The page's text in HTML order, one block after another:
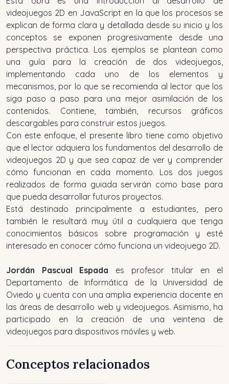
videojuegos 2D en JavaScript en la que los procesos se
explican de forma clara y detallada desde su inicio y los
conceptos se exponen progresivamente desde una
perspectiva práctica. Los ejemplos se plantean como
una guía para la creación de dos videojuegos,
implementando cada uno de los elementos y
mecanismos, por lo que se recomienda al lector que los
siga paso a paso para una mejor asimilación de los
contenidos. Contiene, también, recursos gráficos
descargables para construir estos juegos.
Con este enfoque, el presente libro tiene como objetivo
que el lector adquiera los fundamentos del desarrollo de
videojuegos 2D y que sea capaz de ver y comprender
cómo funcionan en cada momento. Los dos juegos
realizados de forma guiada servirán como base para
que pueda desarrollar futuros proyectos.
Está destinado principalmente a estudiantes, pero
también le resultará muy útil a cualquiera que tenga
conocimientos básicos sobre programación y esté
interesado en conocer cómo funciona un videojuego 2D.
Jordán Pascual Espada es profesor titular en el
Departamento de Informática de la Universidad de
Oviedo y cuenta con una amplia experiencia docente en
las áreas de desarrollo web y videojuegos. Asimismo, ha
participado en la creación de una veintena de
videojuegos para dispositivos móviles y web.
Conceptos relacionados